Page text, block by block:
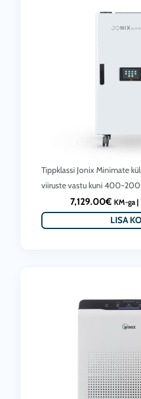
Tippklassi Jonix Minimate
viiruste vastu kuni 400-
7,129.00€ KM-ga |
LISA